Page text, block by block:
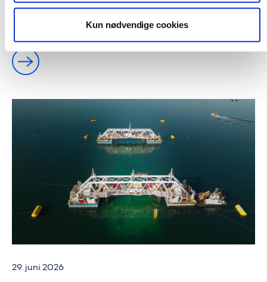
Kun nødvendige cookies
Sund & Bælt fremlægger linjeføringer
til kommende lufthavnsdige
29. juni 2026